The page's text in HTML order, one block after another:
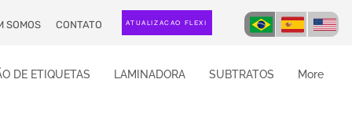
SOMOS CONTATO ATUALIZAÇÃO FLEXI
DE ETIQUETAS LAMINADORA SUBTRATOS More